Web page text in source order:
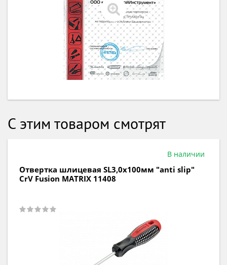
С этим товаром смотрят
В наличии
Отвертка шлицевая SL3,0х100мм "anti slip"
CrV Fusion MATRIX 11408